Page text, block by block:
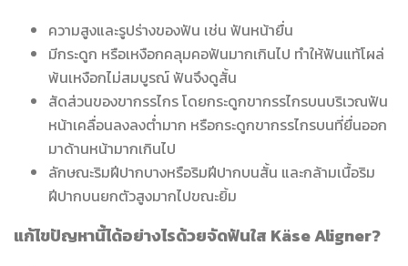
ความสูงและรูปร่างของฟัน เช่น ฟันหน้ายื่น
มีกระดูก หรือเหงือกคลุมคอฟันมากเกินไป ทำให้ฟันแท้โผล่
พ้นเหงือกไม่สมบูรณ์ ฟันจึงดูสั้น
สัดส่วนของขากรรไกร โดยกระดูกขากรรไกรบนบริเวณฟัน
หน้าเคลื่อนลงลงต่ำมาก หรือกระดูกขากรรไกรบนที่ยื่นออก
มาด้านหน้ามากเกินไป
ลักษณะริมฝีปากบางหรือริมฝีปากบนสั้น และกล้ามเนื้อริม
ฝีปากบนยกตัวสูงมากไปขณะยิ้ม
แก้ไขปัญหานี้ได้อย่างไรด้วยจัดฟันใส Käse Aligner?